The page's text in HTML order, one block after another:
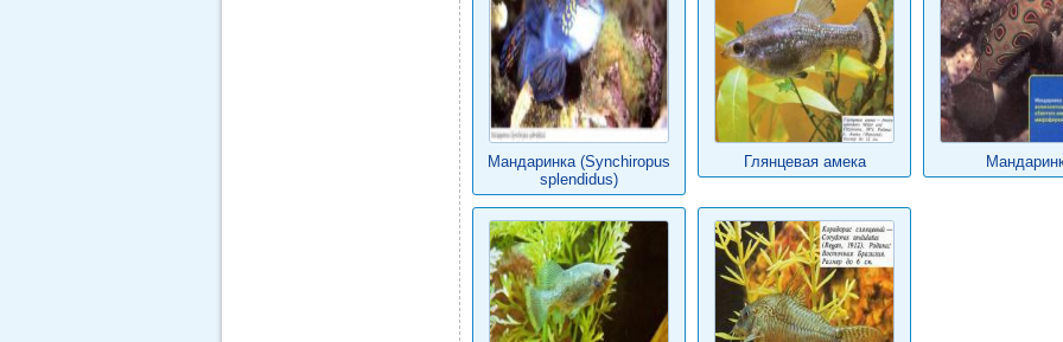
Мандаринка (Synchiropus
splendidus)
Глянцевая амека